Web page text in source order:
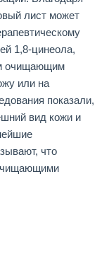
лист может
1,8-цинеола,
очищающим
или на
показали,
вид кожи и
что